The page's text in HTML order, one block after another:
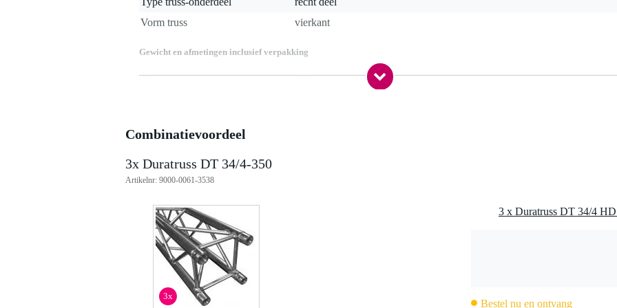
Vorm truss
vierkant
Gewicht en afmetingen inclusief verpakking
Gewicht(incl. verpakking)
27,3 kg
Productspecificaties
vierkant truss recht
TUV-gekeurd
materiaal: aluminium EN-AW 6082 T6 (AlMgSi1)
hoofdbuis wanddikte: 4 mm
tussenbuis diameter: 20 mm
tussenbuis wanddikte: 2 mm
afmetingen: 3500 x 290 x 290 mm
verbinding: conisch
meegeleverd: 4 conische verbindingen, 8 stalen pinnen en 8 safety clips
gewicht: 27.3 kg
Combinatievoordeel
3x Duratruss DT 34/4-350
Artikelnr: 9000-0061-3538
3x
Bestel nu en ontvang